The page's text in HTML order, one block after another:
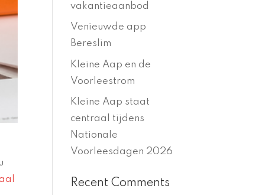
vakantieaanbod
Venieuwde app
Bereslim
Kleine Aap en de
Voorleestrom
Kleine Aap staat
centraal tijdens
Nationale
Voorleesdagen 2026
Recent Comments